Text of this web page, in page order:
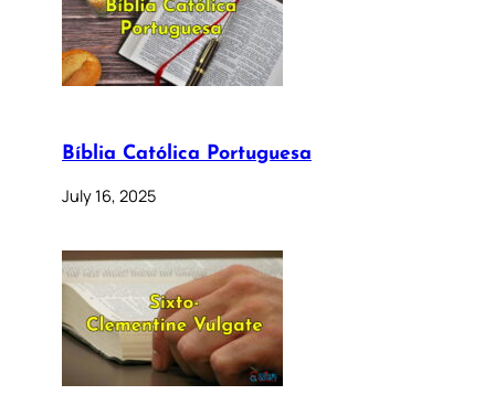
Bíblia Católica Portuguesa
July 16, 2025